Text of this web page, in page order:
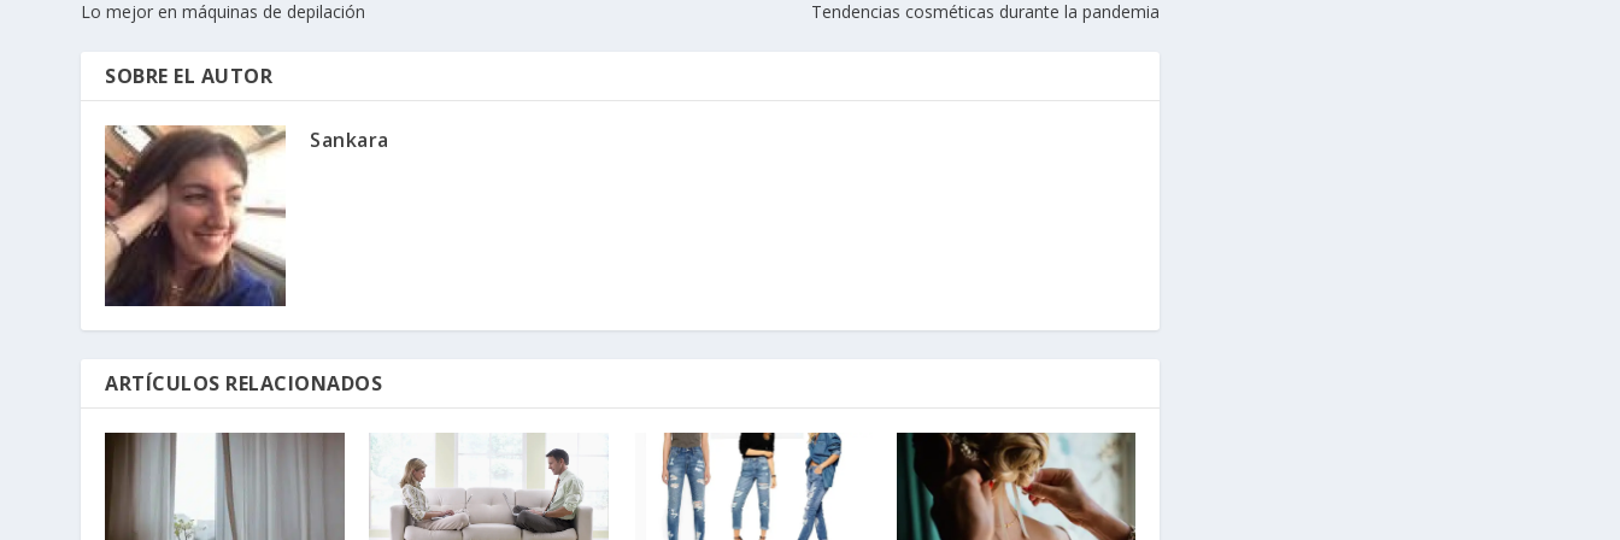
Lo mejor en máquinas de depilación Tendencias cosméticas durante la pandemia
SOBRE EL AUTOR
Sankara
ARTÍCULOS RELACIONADOS